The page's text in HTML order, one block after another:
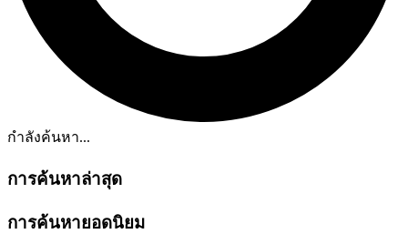
กำลังค้นหา...
การค้นหาล่าสุด
การค้นหายอดนิยม